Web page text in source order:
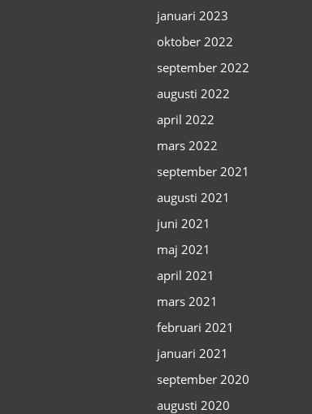
januari 2023
oktober 2022
september 2022
augusti 2022
april 2022
mars 2022
september 2021
augusti 2021
juni 2021
maj 2021
april 2021
mars 2021
februari 2021
januari 2021
september 2020
augusti 2020